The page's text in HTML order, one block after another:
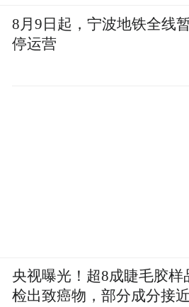
8月9日起，宁波地铁全线
停运营
央视曝光！超8成睫毛胶样
检出致癌物，部分成分接近